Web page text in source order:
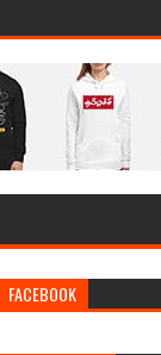
FACEBOOK